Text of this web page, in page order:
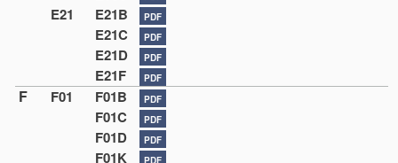
E21 E21B PDF
E21C PDF
E21D PDF
E21F PDF
F F01 F01B PDF
F01C PDF
F01D PDF
F01K PDF